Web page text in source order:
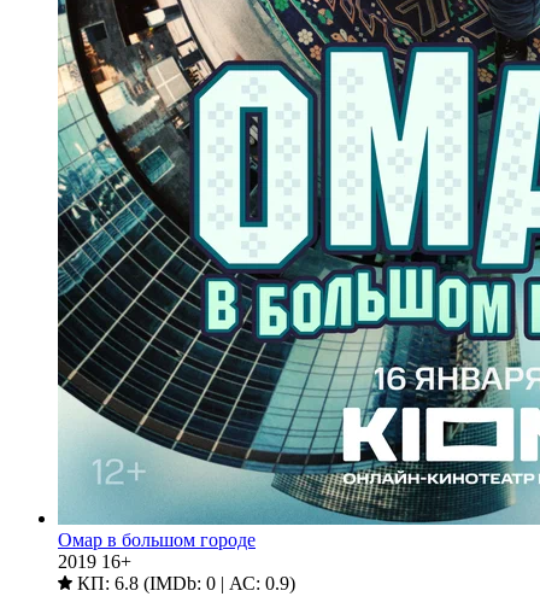
Омар в большом городе
2019 16+
КП: 6.8 (IMDb: 0 | АС: 0.9)